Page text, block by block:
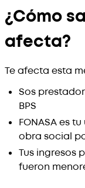
¿Cómo
afecta?
Te afecta esta
Sos
BPS
FONASA es
obra social
Tus ingresos
fueron